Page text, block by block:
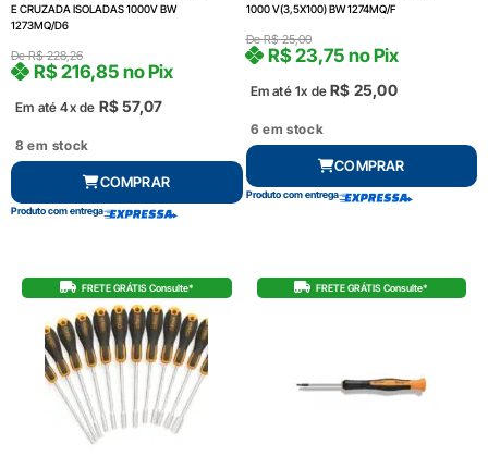
E CRUZADA ISOLADAS 1000V BW
1273MQ/D6
DeR$228,26
Em até 4x de R$57,07
R$216,85 no Pix
8 em stock
COMPRAR
Produto com entrega
1000 V(3,5X100) BW 1274MQ/F
DeR$25,00
Em até 1x de R$ 25,00
R$23,75 no Pix
6 em stock
COMPRAR
Produto com entrega
FRETE GRÁTIS Consulte* FRETE GRÁTIS Consulte*